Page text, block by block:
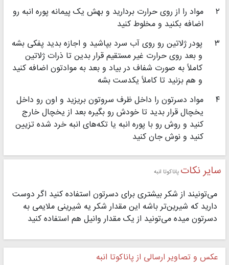
۲
مواد را از روی حرارت بردارید و بهش یک پیمانه پوره انبه رو
اضافه بکنید و مخلوط کنید
۳
پودر ژلاتین رو روی آب سرد بپاشید و اجازه بدید پفکی بشه
و بعد روی حرارت غیر مستقیم قرار بدین تا ذرات ژلاتین
کاملاً به صورت شفاف در بیاد و بعد به موادتون اضافه کنید
و هم بزنید تا کاملاً یکدست بشه
۴
مواد دسرتون را داخل ظرف سروتون بریزید و اون رو داخل
یخچال قرار بدید تا خودش رو بگیره بعد از یخچال خارج
کنید و روش رو با پوره انبه یا تکه‌های انبه خرد شده تزیین
کنید و نوش جان کنید
سایر نکات پاناکوتا انبه
می‌تونیند از شکر بیشتری برای دسرتون استفاده کنید اگر دوست
دارید که شیرین‌تر باشه این مقدار شکر یه شیرینی ملایمی به
دسرتون میده می‌تونید از یک مقدار وانیل هم استفاده کنید
عکس و تصاویر ارسالی از پاناکوتا انبه